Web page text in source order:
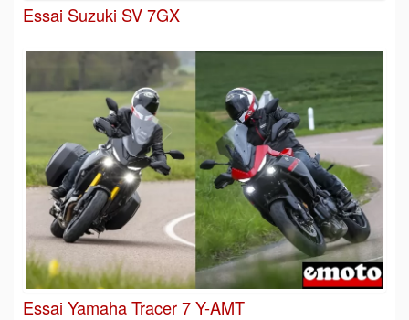
Essai Suzuki SV 7GX
Essai Yamaha Tracer 7 Y-AMT